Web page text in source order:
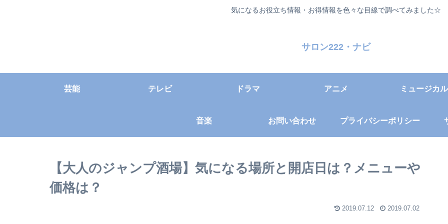
気になるお役立ち情報・お得情報を色々な目線で調べてみました☆
サロン222・ナビ
芸能 テレビ ドラマ アニメ ミュージカル
音楽 お問い合わせ プライバシーポリシー
【大人のジャンプ酒場】気になる場所と開店日は？メニューや
価格は？
2019.07.12 2019.07.02